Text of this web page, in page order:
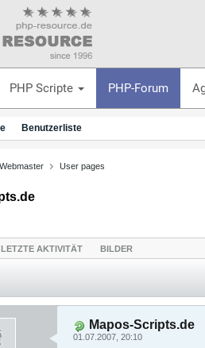
PHP Scripte PHP-Forum
Benutzerliste
Webmaster User pages
LETZTE AKTIVITÄT BILDER
Mapos-Scripts.de
01.07.2007, 20:10